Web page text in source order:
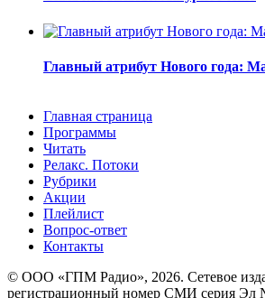
Главный атрибут Нового года:
Главная страница
Программы
Читать
Релакс. Потоки
Рубрики
Акции
Плейлист
Вопрос-ответ
Контакты
© ООО «ГПМ Радио», 2026. Сетевое
регистрационный номер СМИ серия Эл